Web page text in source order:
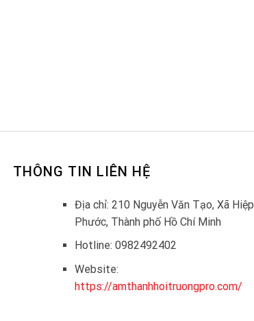
THÔNG TIN LIÊN HỆ
Địa chỉ: 210 Nguyễn Văn Tạo, Xã Hiệp
Phước, Thành phố Hồ Chí Minh
Hotline: 0982492402
Website:
https://amthanhhoitruongpro.com/